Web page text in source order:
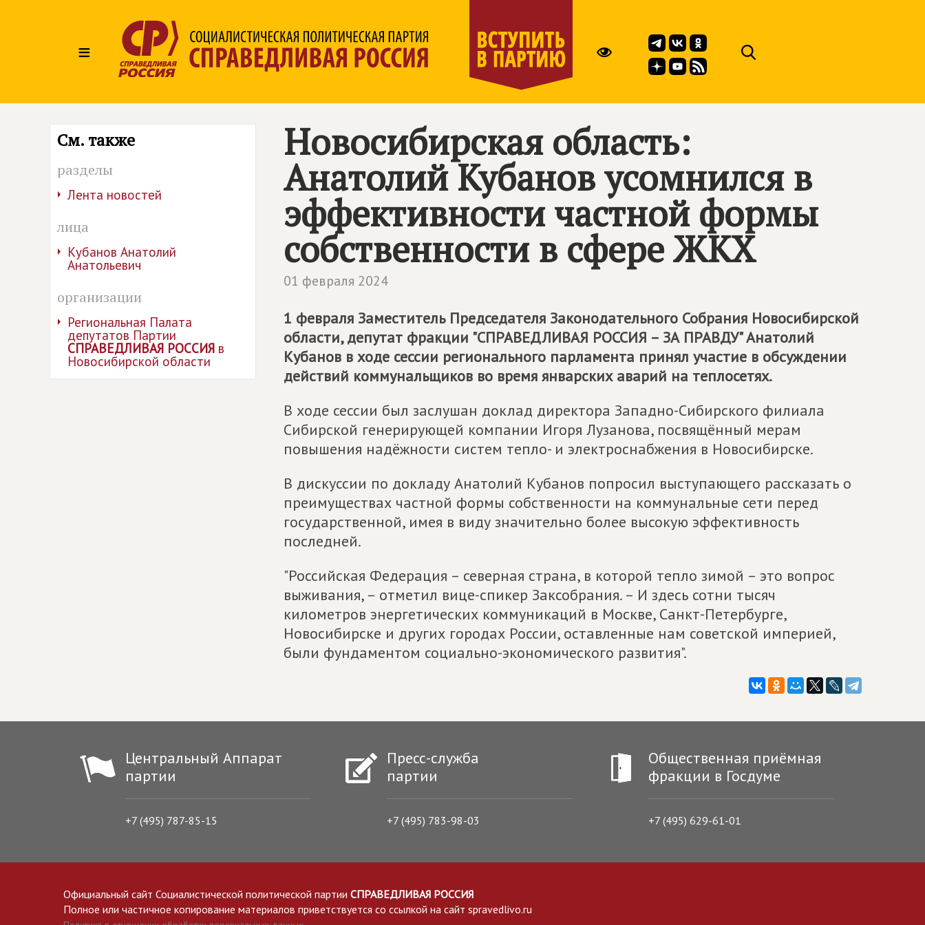
≡
См. также
разделы
Лента новостей
лица
Кубанов Анатолий
Анатольевич
организации
Региональная Палата
депутатов Партии
СПРАВЕДЛИВАЯ РОССИЯ в
Новосибирской области
Новосибирская область:
Анатолий Кубанов усомнился в
эффективности частной формы
собственности в сфере ЖКХ
01 февраля 2024
1 февраля Заместитель Председателя Законодательного Собрания Новосибирской
области, депутат фракции "СПРАВЕДЛИВАЯ РОССИЯ – ЗА ПРАВДУ" Анатолий
Кубанов в ходе сессии регионального парламента принял участие в обсуждении
действий коммунальщиков во время январских аварий на теплосетях.
В ходе сессии был заслушан доклад директора Западно-Сибирского филиала
Сибирской генерирующей компании Игоря Лузанова, посвящённый мерам
повышения надёжности систем тепло- и электроснабжения в Новосибирске.
В дискуссии по докладу Анатолий Кубанов попросил выступающего рассказать о
преимуществах частной формы собственности на коммунальные сети перед
государственной, имея в виду значительно более высокую эффективность
последней.
"Российская Федерация – северная страна, в которой тепло зимой – это вопрос
выживания, – отметил вице-спикер Заксобрания. – И здесь сотни тысяч
километров энергетических коммуникаций в Москве, Санкт-Петербурге,
Новосибирске и других городах России, оставленные нам советской империей,
были фундаментом социально-экономического развития".
Центральный Аппарат
партии
+7 (495) 787-85-15
Пресс-служба
партии
+7 (495) 783-98-03
Общественная приёмная
фракции в Госдуме
+7 (495) 629-61-01
Официальный сайт Социалистической политической партии СПРАВЕДЛИВАЯ РОССИЯ
Полное или частичное копирование материалов приветствуется со ссылкой на сайт spravedlivo.ru